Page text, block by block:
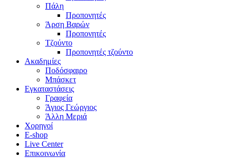
Πάλη
Προπονητές
Άρση Βαρών
Προπονητές
Τζούντο
Προπονητές τζούντο
Ακαδημίες
Ποδόσφαιρο
Μπάσκετ
Εγκαταστάσεις
Γραφεία
Άγιος Γεώργιος
Άλλη Μεριά
Χορηγοί
E-shop
Live Center
Επικοινωνία